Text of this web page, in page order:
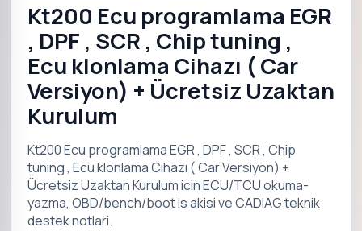
Kt200 Ecu programlama EGR
, DPF , SCR , Chip tuning ,
Ecu klonlama Cihazı ( Car
Versiyon) + Ücretsiz Uzaktan
Kurulum
Kt200 Ecu programlama EGR , DPF , SCR , Chip
tuning , Ecu klonlama Cihazı ( Car Versiyon) +
Ücretsiz Uzaktan Kurulum icin ECU/TCU okuma-
yazma, OBD/bench/boot is akisi ve CADIAG teknik
destek notlari.